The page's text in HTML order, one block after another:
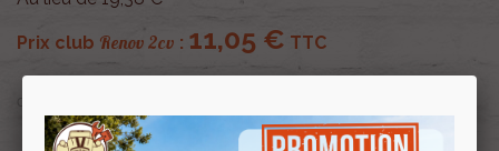
Prix club Renov 2cv : 11,05 € TTC